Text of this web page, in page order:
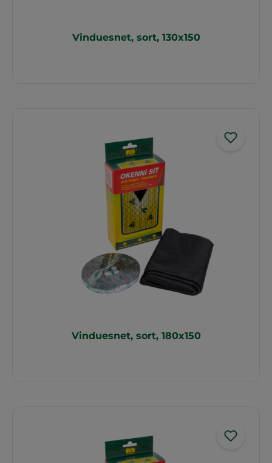
Vinduesnet, sort, 130x150
Vinduesnet, sort, 180x150